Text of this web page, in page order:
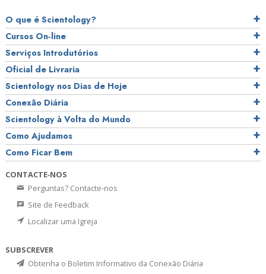
O que é Scientology?
Cursos On‑line
Serviços Introdutórios
Oficial de Livraria
Scientology nos Dias de Hoje
Conexão Diária
Scientology à Volta do Mundo
Como Ajudamos
Como Ficar Bem
CONTACTE‑NOS
Perguntas? Contacte‑nos
Site de Feedback
Localizar uma Igreja
SUBSCREVER
Obtenha o Boletim Informativo da Conexão Diária